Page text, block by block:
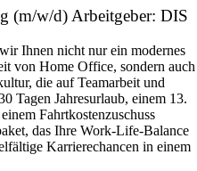
(m/w/d) Arbeitgeber: DIS
Ihnen nicht nur ein modernes
von Home Office, sondern auch
die auf Teamarbeit und
Tagen Jahresurlaub, einem 13.
Fahrtkostenzuschuss
das Ihre Work-Life-Balance
Karrierechancen in einem